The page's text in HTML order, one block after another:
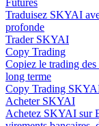
Stratégies de
Apprenez à
Futures
Traduisez SKYAI
profonde
Trader SKYAI
Copy Trading
Copiez le trading
long terme
Copy Trading
Acheter SKYAI
Achetez SKYAI sur